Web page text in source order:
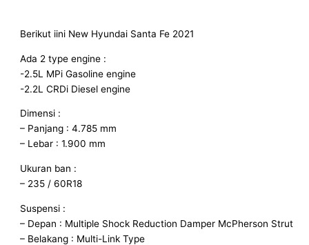
Berikut iini New Hyundai Santa Fe 2021
Ada 2 type engine :
-2.5L MPi Gasoline engine
-2.2L CRDi Diesel engine
Dimensi :
– Panjang : 4.785 mm
– Lebar : 1.900 mm
Ukuran ban :
– 235 / 60R18
Suspensi :
– Depan : Multiple Shock Reduction Damper McPherson Strut
– Belakang : Multi-Link Type